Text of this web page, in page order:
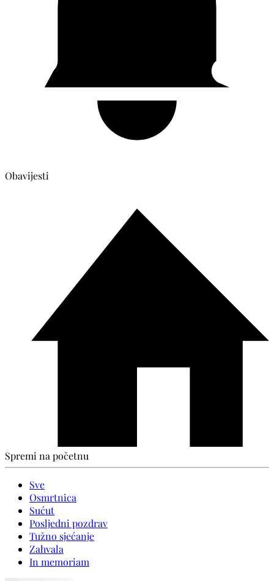
Obavijesti
Spremi na početnu
Sve
Osmrtnica
Sućut
Posljedni pozdrav
Tužno sjećanje
Zahvala
In memoriam